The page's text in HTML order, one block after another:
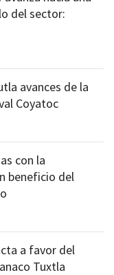
del sector:
avances de la
Coyatoc
con la
beneficio del
a favor del
Tuxtla